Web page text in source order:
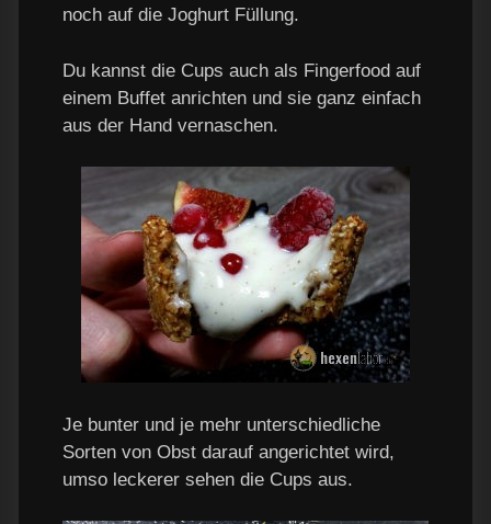
noch auf die Joghurt Füllung.
Du kannst die Cups auch als Fingerfood auf
einem Buffet anrichten und sie ganz einfach
aus der Hand vernaschen.
Je bunter und je mehr unterschiedliche
Sorten von Obst darauf angerichtet wird,
umso leckerer sehen die Cups aus.